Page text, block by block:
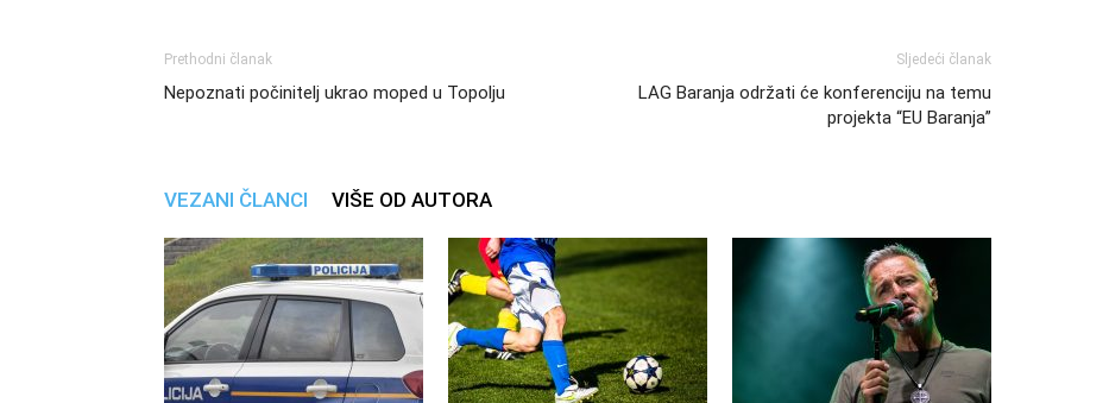
Prethodni članak
Nepoznati počinitelj ukrao moped u Topolju
Sljedeći članak
LAG Baranja održati će konferenciju na temu
projekta “EU Baranja”
VEZANI ČLANCI VIŠE OD AUTORA